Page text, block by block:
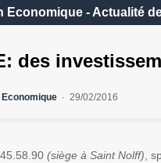
- Actualité
des
29/02/2016
(siège à Saint Nolff),